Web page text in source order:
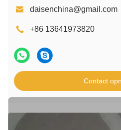
daisenchina@gmail.com
+86 13641973820
Contact